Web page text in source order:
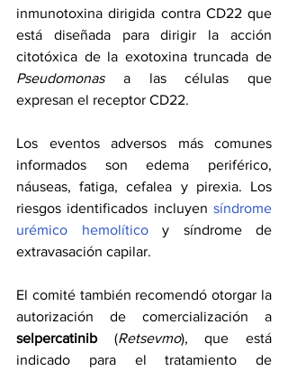
inmunotoxina dirigida contra CD22 que
está diseñada para dirigir la acción
Pseudomonas a las células que
expresan el receptor CD22.
Los eventos adversos más comunes
informados son edema periférico,
náuseas, fatiga, cefalea y pirexia. Los
riesgos identificados incluyen síndrome
urémico hemolítico y síndrome de
extravasación capilar.
El comité también recomendó otorgar la
selpercatinib (Retsevmo), que está
indicado para el tratamiento de